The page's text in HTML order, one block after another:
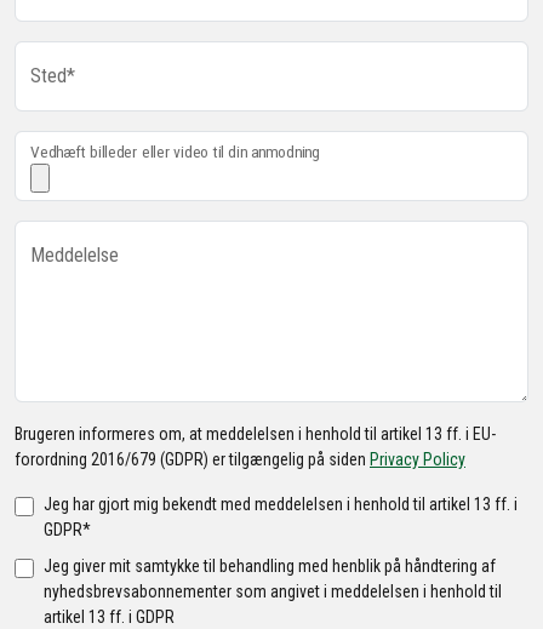
Sted*
Vedhæft billeder eller video til din anmodning
Meddelelse
Brugeren informeres om, at meddelelsen i henhold til artikel 13 ff. i EU-
forordning 2016/679 (GDPR) er tilgængelig på siden Privacy Policy
Jeg har gjort mig bekendt med meddelelsen i henhold til artikel 13 ff. i
GDPR*
Jeg giver mit samtykke til behandling med henblik på håndtering af
nyhedsbrevsabonnementer som angivet i meddelelsen i henhold til
artikel 13 ff. i GDPR